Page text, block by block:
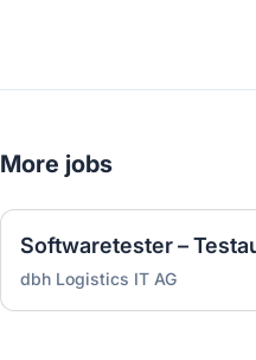
More jobs
Softwaretester –
dbh Logistics IT AG